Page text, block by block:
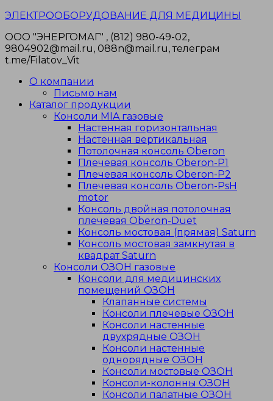
Перейти
содержимому
ЭЛЕКТРООБОРУДОВАНИЕ ДЛЯ МЕДИЦИНЫ
ООО "ЭНЕРГОМАГ" , (812) 980-49-02,
9804902@mail.ru, 088n@mail.ru, телеграм
t.me/Filatov_Vit
О компании
Письмо нам
Каталог продукции
Консоли MIA газовые
Настенная горизонтальная
Настенная вертикальная
Потолочная консоль Oberon
Плечевая консоль Oberon-P1
Плечевая консоль Oberon-P2
Плечевая консоль Oberon-PsH
motor
Консоль двойная потолочная
плечевая Oberon-Duet
Консоль мостовая (прямая) Saturn
Консоль мостовая замкнутая в
квадрат Saturn
Консоли ОЗОН газовые
Консоли для медицинских
помещений ОЗОН
Клапанные системы
Консоли плечевые ОЗОН
Консоли настенные
двухрядные ОЗОН
Консоли настенные
однорядные ОЗОН
Консоли мостовые ОЗОН
Консоли-колонны ОЗОН
Консоли палатные ОЗОН